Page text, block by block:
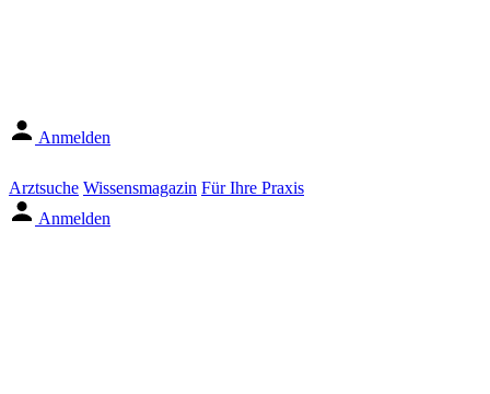
Anmelden
Arztsuche Wissensmagazin Für Ihre Praxis
Anmelden